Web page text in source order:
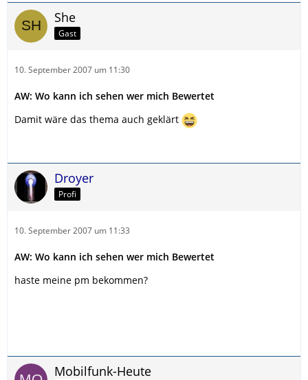
She
Gast
10. September 2007 um 11:30
AW: Wo kann ich sehen wer mich Bewertet
Damit wäre das thema auch geklärt
Droyer
Profi
10. September 2007 um 11:33
AW: Wo kann ich sehen wer mich Bewertet
haste meine pm bekommen?
Mobilfunk-Heute